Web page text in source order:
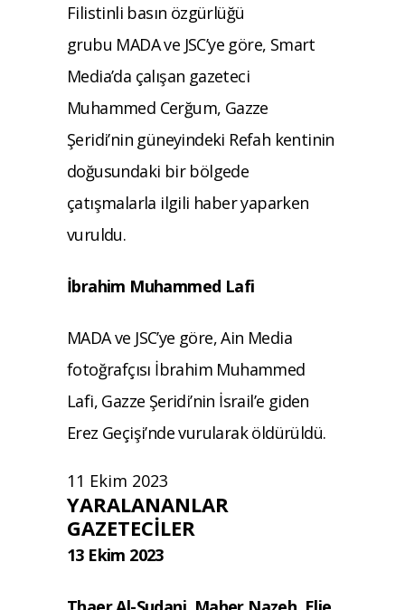
Filistinli basın özgürlüğü
grubu MADA ve JSC’ye göre, Smart
Media’da çalışan gazeteci
Muhammed Cerğum, Gazze
Şeridi’nin güneyindeki Refah kentinin
doğusundaki bir bölgede
çatışmalarla ilgili haber yaparken
vuruldu.
İbrahim Muhammed Lafi
MADA ve JSC’ye göre, Ain Media
fotoğrafçısı İbrahim Muhammed
Lafi, Gazze Şeridi’nin İsrail’e giden
Erez Geçişi’nde vurularak öldürüldü.
11 Ekim 2023
YARALANANLAR
GAZETECILER
13 Ekim 2023